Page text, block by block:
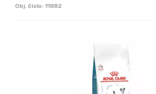
Obj. čislo: 11882